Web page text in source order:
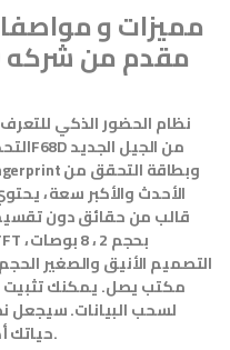
مميزات و
نظام الحضور الذكي
قالب من حقائق دون
التصميم الأنيق والصغير
مكتب يصل. يمكنك تثبيت
الأصابع من NIGEN حياتك أكثر أمانًا وملاءمة.